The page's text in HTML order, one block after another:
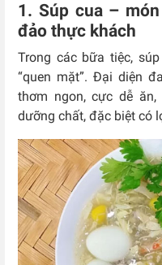
1. Súp cua –
đảo thực khách
Trong các bữa tiệc,
“quen mặt”. Đại diện
thơm ngon, cực dễ
dưỡng chất, đặc biệt có